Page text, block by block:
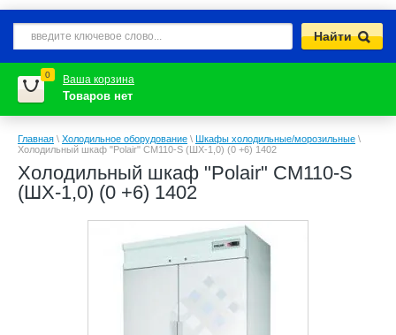
0 Ваша корзина
Товаров нет
Главная \ Холодильное оборудование \ Шкафы холодильные/морозильные \
Холодильный шкаф "Polair" CM110-S (ШХ-1,0) (0 +6) 1402
Холодильный шкаф "Polair" CM110-S
(ШХ-1,0) (0 +6) 1402